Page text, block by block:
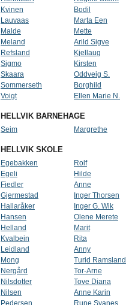
Kvinen
Bodil
Lauvaas
Marta Een
Malde
Mette
Meland
Arild Sigve
Refsland
Kjellaug
Sigmo
Kirsten
Skaara
Oddveig S.
Sommerseth
Borghild
Voigt
Ellen Marie N.
HELLVIK BARNEHAGE
Seim Margrethe
HELLVIK SKOLE
Egebakken Rolf
Egeli
Hilde
Fiedler
Anne
Gjermestad
Inger Thorsen
Hallaråker
Inger G. Wik
Hansen
Olene Merete
Helland
Marit
Kvalbein
Rita
Leidland
Anny
Mong
Turid Ramsland
Nergård
Tor-Arne
Nilsdotter
Tove Diana
Nilsen
Anne Karin